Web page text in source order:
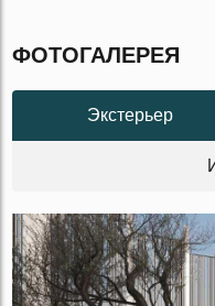
ФОТОГАЛЕРЕЯ
Экстерьер